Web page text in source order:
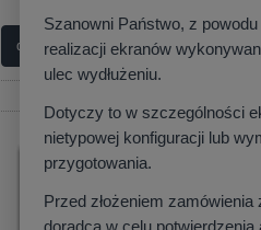
do koszyka
Szanowni Państwo, z
realizacji ekranów
ulec wydłużeniu.
Dotyczy to w szczególności
nietypowej konfiguracji lub
przygotowania.
Przed złożeniem
doradcą w celu potwierdzenia